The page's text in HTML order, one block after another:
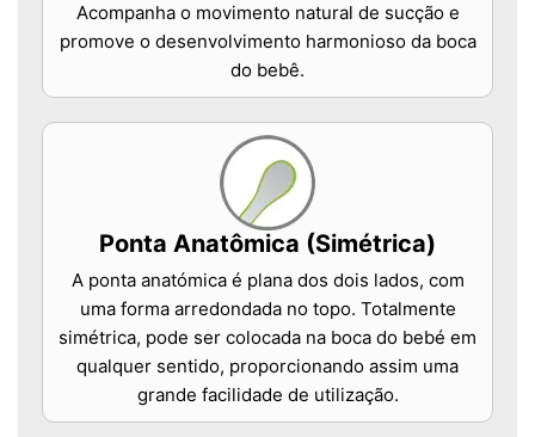
Acompanha o movimento natural de sucção e
promove o desenvolvimento harmonioso da boca
do bebê.
Ponta Anatômica (Simétrica)
A ponta anatómica é plana dos dois lados, com
uma forma arredondada no topo. Totalmente
simétrica, pode ser colocada na boca do bebé em
qualquer sentido, proporcionando assim uma
grande facilidade de utilização.